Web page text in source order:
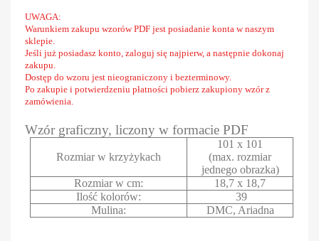
UWAGA:
Warunkiem zakupu wzorów PDF jest posiadanie konta w naszym
sklepie.
Jeśli już posiadasz konto, zaloguj się najpierw, a następnie dokonaj
zakupu.
Dostęp do wzoru jest nieograniczony i bezterminowy.
Po zakupie i potwierdzeniu płatności pobierz zakupiony wzór z
zamówienia.
Wzór graficzny, liczony w formacie PDF
Rozmiar w krzyżykach
101 x 101
(max. rozmiar
jednego obrazka)
Rozmiar w cm:
18,7 x 18,7
Ilość kolorów:
39
Mulina:
DMC, Ariadna